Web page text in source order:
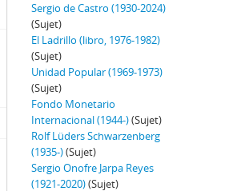
Sergio de Castro (1930-2024)
(Sujet)
El Ladrillo (libro, 1976-1982)
(Sujet)
Unidad Popular (1969-1973)
(Sujet)
Fondo Monetario
Internacional (1944-)(Sujet)
Rolf Lüders Schwarzenberg
(1935-)(Sujet)
Sergio Onofre Jarpa Reyes
(1921-2020)(Sujet)